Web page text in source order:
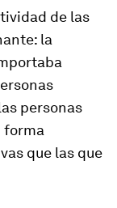
de las
la
personas
forma
que las que